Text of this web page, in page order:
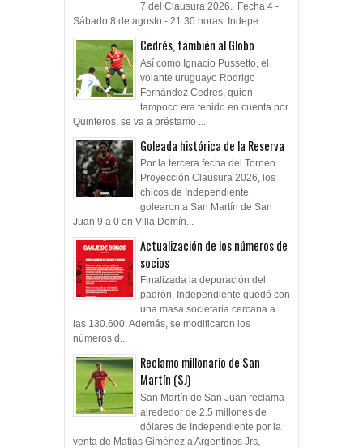
7 del Clausura 2026. Fecha 4 -
Sábado 8 de agosto - 21.30 horas Indepe...
Cedrés, también al Globo
Así como Ignacio Pussetto, el
volante uruguayo Rodrigo
Fernández Cedres, quien
tampoco era tenido en cuenta por
Quinteros, se va a préstamo ...
Goleada histórica de la Reserva
Por la tercera fecha del Torneo
Proyección Clausura 2026, los
chicos de Independiente
golearon a San Martín de San
Juan 9 a 0 en Villa Domín...
Actualización de los números de
socios
Finalizada la depuración del
padrón, Independiente quedó con
una masa societaria cercana a
las 130.600. Además, se modificaron los
números d...
Reclamo millonario de San
Martín (SJ)
San Martín de San Juan reclama
alrededor de 2.5 millones de
dólares de Independiente por la
venta de Matías Giménez a Argentinos Jrs,